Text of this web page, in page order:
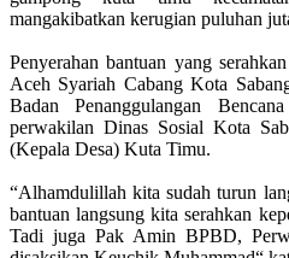
mangakibatkan kerugian puluhan
Penyerahan bantuan yang
Aceh Syariah Cabang Kota
Badan Penanggulangan
perwakilan Dinas Sosial Kota
(Kepala Desa) Kuta Timu.
“Alhamdulillah kita sudah turun
bantuan langsung kita serahkan
Tadi juga Pak Amin BPBD,